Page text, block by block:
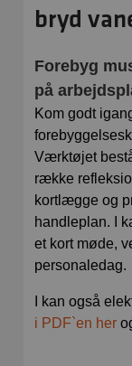
bryd
Forebyg
på
Kom godt
Værktøjet
række
kortlægge og
handleplan. I
et kort møde,
personaledag.
I kan også
i PDF`en her